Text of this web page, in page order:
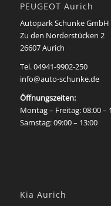
PEUGEOT Aurich
Autopark Schunke GmbH
Zu den Norderstücken 2
26607 Aurich
Tel.04941-9902-250
info@auto-schunke.de
Öffnungszeiten:
Montag – Freitag: 08:00 –
Samstag: 09:00 – 13:00
Kia Aurich